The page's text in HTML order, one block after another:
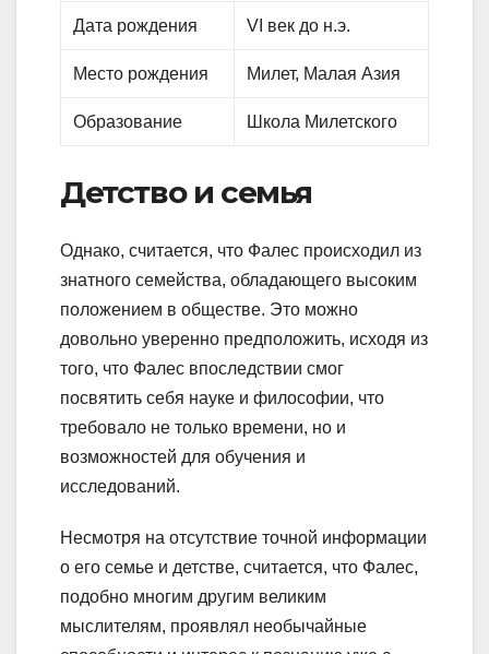
Дата рождения VI век до н.э.
Место рождения Милет, Малая Азия
Образование Школа Милетского
Детство и семья
Однако, считается, что Фалес происходил из
знатного семейства, обладающего высоким
положением в обществе. Это можно
довольно уверенно предположить, исходя из
того, что Фалес впоследствии смог
посвятить себя науке и философии, что
требовало не только времени, но и
возможностей для обучения и
исследований.
Несмотря на отсутствие точной информации
о его семье и детстве, считается, что Фалес,
подобно многим другим великим
мыслителям, проявлял необычайные